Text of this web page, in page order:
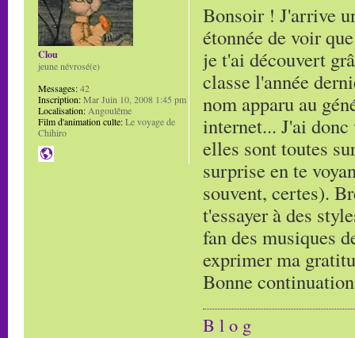
Bonsoir ! J'arrive
étonnée de voir
je t'ai découvert
classe l'année
nom apparu au
internet... J'ai
elles sont toutes
surprise en te
souvent, certes).
t'essayer à des
fan des musiques
exprimer ma
Bonne
B l o g
Clou
jeune névrosé(e)
Messages:42
Inscription:Mar Juin 10, 2008 1:45 pm
Localisation: Angoulême
Film d'animation culte:Le voyage de
Chihiro